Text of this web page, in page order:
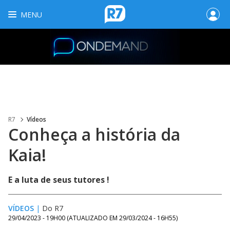
MENU
R7 Vídeos
Conheça a história da
Kaia!
E a luta de seus tutores !
VÍDEOS | Do R7
29/04/2023 - 19H00 (ATUALIZADO EM 29/03/2024 - 16H55)